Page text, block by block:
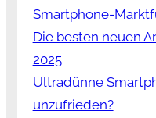
Smartphone-
Die besten neuen
2025
Ultradünne
unzufrieden?